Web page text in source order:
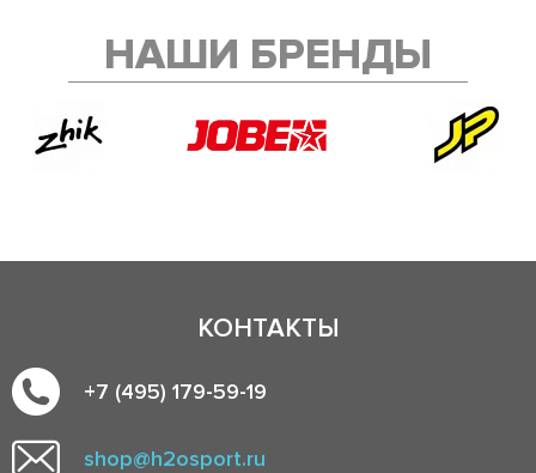
НАШИ БРЕНДЫ
КОНТАКТЫ
+7 (495) 179-59-19
shop@h2osport.ru